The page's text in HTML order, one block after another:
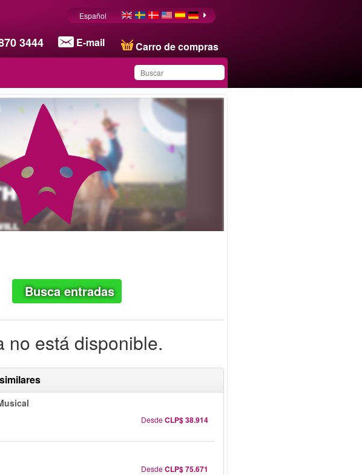
3444 E-mail Carro de compras
Español
Ha guardado este
producto en su lista
Busca entradas
no está disponible.
DesdeCLP$ 38.914
DesdeCLP$ 75.671